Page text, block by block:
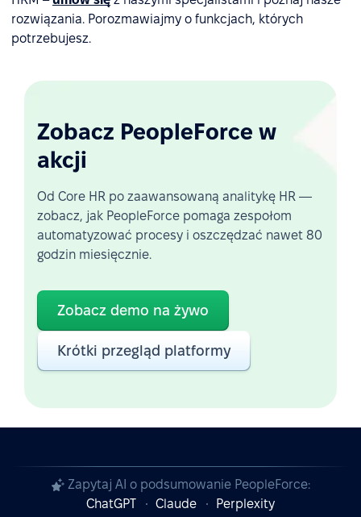
rozwiązania. Porozmawiajmy o funkcjach, których
potrzebujesz.
Zobacz PeopleForce w
akcji
Od Core HR po zaawansowaną analitykę HR —
zobacz, jak PeopleForce pomaga zespołom
automatyzować procesy i oszczędzać nawet 80
godzin miesięcznie.
Zobacz demo na żywo
Krótki przegląd platformy
Zapytaj AI o podsumowanie PeopleForce:
ChatGPT
Claude Perplexity